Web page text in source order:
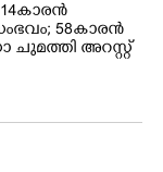
58കാരൻ
ചുമത്തി അറസ്റ്റ്